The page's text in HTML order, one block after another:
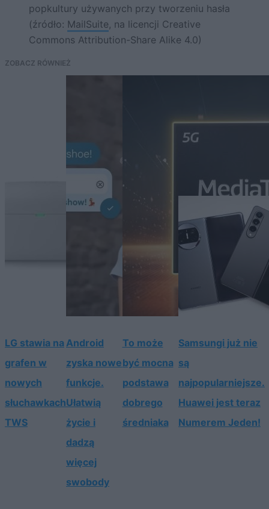
popkultury używanych przy tworzeniu hasła
(źródło: MailSuite, na licencji Creative
Commons Attribution-Share Alike 4.0)
ZOBACZ RÓWNIEŻ
LG stawia na
grafen w
nowych
słuchawkach
TWS
Android
zyska nowe
funkcje.
Ułatwią
życie i
dadzą
więcej
swobody
To może
być mocna
podstawa
dobrego
średniaka
Samsungi już nie
są
najpopularniejsze.
Huawei jest teraz
Numerem Jeden!